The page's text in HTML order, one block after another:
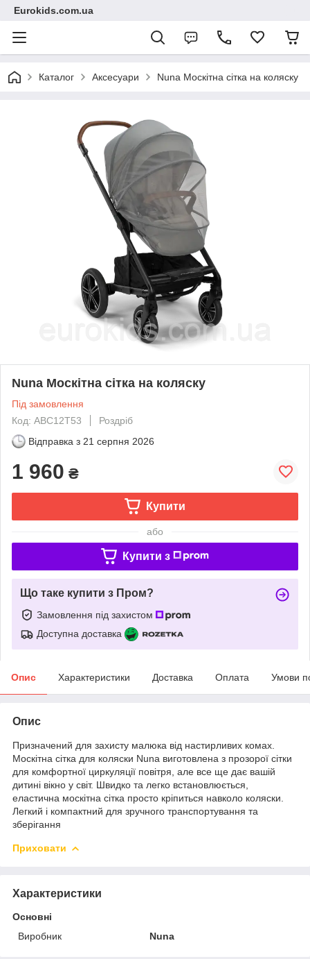
Eurokids.com.ua
Каталог Аксесуари Nuna Москітна сітка на коляску
Nuna Москітна сітка на коляску
Під замовлення
Код: ABC12T53
Роздріб
Відправка з 21 серпня 2026
1 960 ₴
Купити
або
Купити з
Що таке купити з Пром?
Замовлення під захистом
Доступна доставка
Опис Характеристики Доставка Оплата Умови
Опис
Призначений для захисту малюка від настирливих комах.
Москітна сітка для коляски Nuna виготовлена ​​з прозорої сітки
для комфортної циркуляції повітря, але все ще дає вашій
дитині вікно у світ. Швидко та легко встановлюється,
еластична москітна сітка просто кріпиться навколо коляски.
Легкий і компактний для зручного транспортування та
зберігання
Приховати
Характеристики
Основні
Виробник
Nuna